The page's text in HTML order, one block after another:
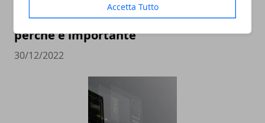
Accetta Tutto
Pubblicità sui social: come farla e
perché è importante
30/12/2022